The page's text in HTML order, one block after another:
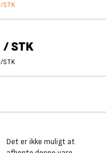
/STK
/STK
/STK
Det er ikke muligt at